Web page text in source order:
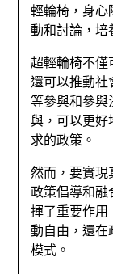
輕輪椅，身心
動和討論，培
超輕輪椅不僅
還可以推動社
等參與和參與
與，可以更好
求的政策。
然而，要實現
政策倡導和融
揮了重要作用
動自由，還在
模式。